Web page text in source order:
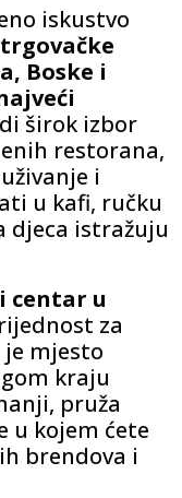
iskustvo
trgovačke
Boske i
širok izbor
restorana,
i
​​u kafi, ručku
djeca istražuju
centar u
za
mjesto
kraju
pruža
u kojem ćete
brendova i